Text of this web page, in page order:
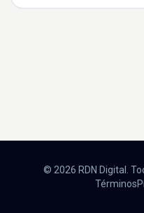
© 2026 RDN Digital.
Términos